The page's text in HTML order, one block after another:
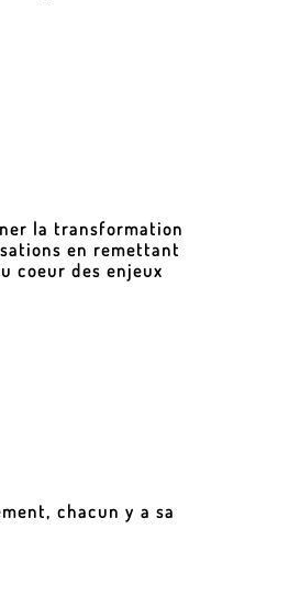
la transformation
en remettant
coeur des enjeux
chacun y a sa